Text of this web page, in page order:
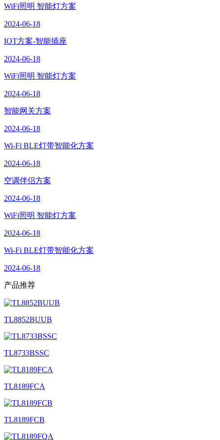
WiFi照明 智能灯方案
2024-06-18
IOT方案-智能插座
2024-06-18
WiFi照明 智能灯方案
2024-06-18
智能网关方案
2024-06-18
Wi-Fi BLE灯带智能化方案
2024-06-18
空调伴侣方案
2024-06-18
WiFi照明 智能灯方案
2024-06-18
Wi-Fi BLE灯带智能化方案
2024-06-18
产品推荐
TL8852BUUB
TL8733BSSC
TL8189FCA
TL8189FCB